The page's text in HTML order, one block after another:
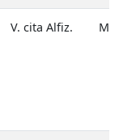
V. cita Alfiz.